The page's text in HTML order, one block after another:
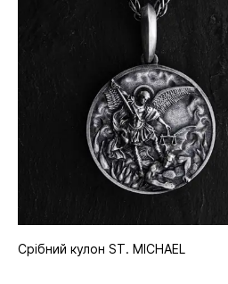
Срібний кулон ST. MICHAEL